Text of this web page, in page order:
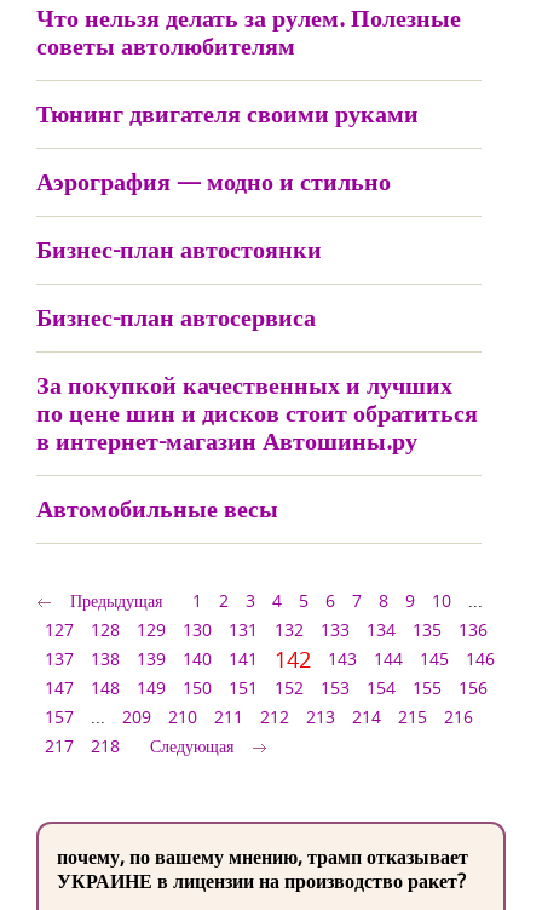
Что нельзя делать за рулем. Полезные
советы автолюбителям
Тюнинг двигателя своими руками
Аэрография — модно и стильно
Бизнес-план автостоянки
Бизнес-план автосервиса
За покупкой качественных и лучших
по цене шин и дисков стоит обратиться
в интернет-магазин Автошины.ру
Автомобильные весы
Предыдущая 1 2 3 4 5 6 7 8 9 10
...
127
128 129 130 131 132 133 134 135
136
137
138 139 140 141 142 143 144 145
146
147
148 149 150 151 152 153 154 155
156
157
... 209 210 211 212 213 214 215
216
217
218 Следующая
почему, по вашему мнению, трамп отказывает
УКРАИНЕ в лицензии на производство ракет?